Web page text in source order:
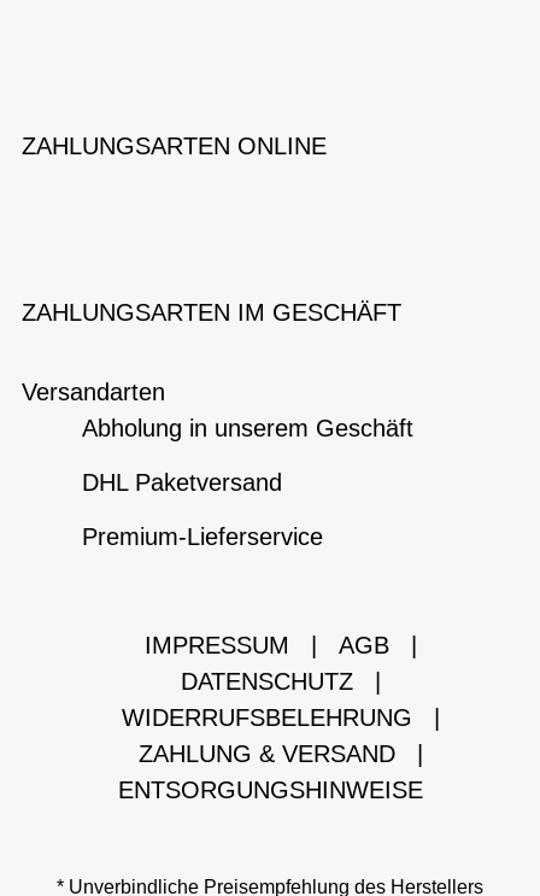
ZAHLUNGSARTEN ONLINE
ZAHLUNGSARTEN IM GESCHÄFT
Versandarten
Abholung in unserem Geschäft
DHL Paketversand
Premium-Lieferservice
IMPRESSUM AGB
DATENSCHUTZ
WIDERRUFSBELEHRUNG
ZAHLUNG & VERSAND
ENTSORGUNGSHINWEISE
* Unverbindliche Preisempfehlung des Herstellers